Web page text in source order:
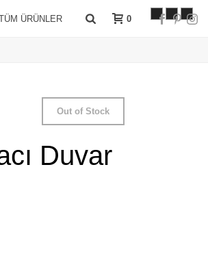
ÜRÜNLER 0
Out of Stock
Duvar